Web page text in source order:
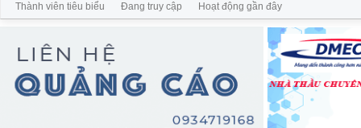
Thành viên tiêu biểu Đang truy cập Hoạt động gần đây